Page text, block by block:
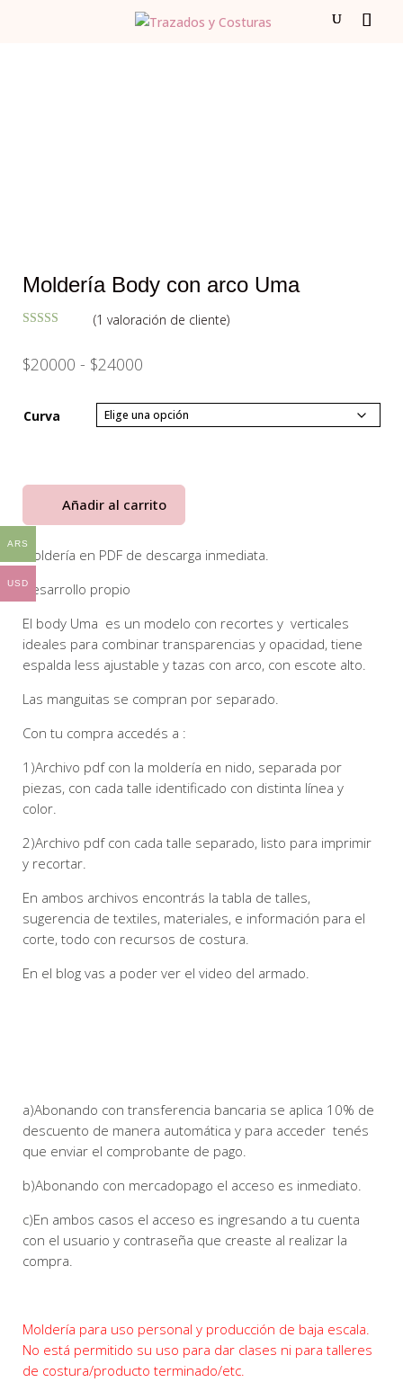
Moldería Body con arco Uma
base a
valoración
(1 valoración de cliente)
$20000 - $24000Rango
precios:
desde
$24000
Curva
Añadir al carrito
Moldería en PDF de descarga inmediata.
Desarrollo propio
El body Uma es un modelo con recortes y verticales
ideales para combinar transparencias y opacidad, tiene
espalda less ajustable y tazas con arco, con escote alto.
Las manguitas se compran por separado.
Con tu compra accedés a :
1)Archivo pdf con la moldería en nido, separada por
piezas, con cada talle identificado con distinta línea y
color.
2)Archivo pdf con cada talle separado, listo para imprimir
y recortar.
En ambos archivos encontrás la tabla de talles,
sugerencia de textiles, materiales, e información para el
corte, todo con recursos de costura.
En el blog vas a poder ver el video del armado.
a)Abonando con transferencia bancaria se aplica 10% de
descuento de manera automática y para acceder tenés
que enviar el comprobante de pago.
b)Abonando con mercadopago el acceso es inmediato.
c)En ambos casos el acceso es ingresando a tu cuenta
con el usuario y contraseña que creaste al realizar la
compra.
Moldería para uso personal y producción de baja escala.
No está permitido su uso para dar clases ni para talleres
de costura/producto terminado/etc.
ARS
USD